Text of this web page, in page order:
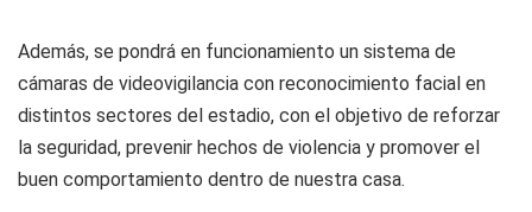
Además, se pondrá en funcionamiento un sistema de
cámaras de videovigilancia con reconocimiento facial en
distintos sectores del estadio, con el objetivo de reforzar
la seguridad, prevenir hechos de violencia y promover el
buen comportamiento dentro de nuestra casa.